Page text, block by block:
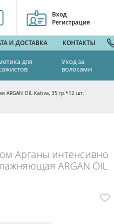
Вход
Регистрация
И ДОСТАВКА КОНТАКТЫ
для
Уход за
волосами
ARGAN OIL Kativa, 35 гр.*12 шт.
Арганы интенсивно
ARGAN OIL